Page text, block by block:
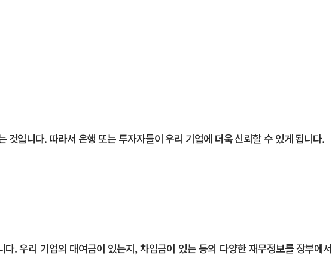
입니다. 따라서 은행 또는 투자자들이 우리 기업에 더욱 신뢰할 수 있게 됩니다.
. 우리 기업의 대여금이 있는지, 차입금이 있는 등의 다양한 재무정보를 장부에서